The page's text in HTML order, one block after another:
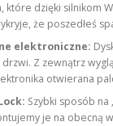
które dzięki silnikom
że poszedłeś
elektroniczne:
Z zewnątrz
otwierana
Szybki sposób na
je na obecną